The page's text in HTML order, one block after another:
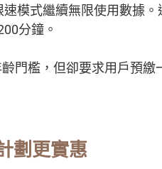
模式繼續無限使用數據
分鐘。
門檻，但卻要求用戶預繳
劃更實惠